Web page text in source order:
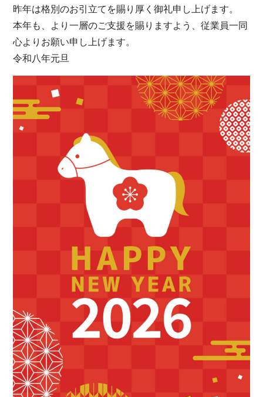
昨年は格別のお引立てを賜り厚く御礼申し上げます。
本年も、より一層のご支援を賜りますよう、従業員一同
心よりお願い申し上げます。
令和八年元旦